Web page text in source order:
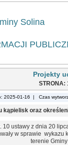
Solina
Projekty
STRONA:
2025-01-16 | Czas
kąpielisk oraz
10 ustawy z dnia 20
w sprawie
terenie